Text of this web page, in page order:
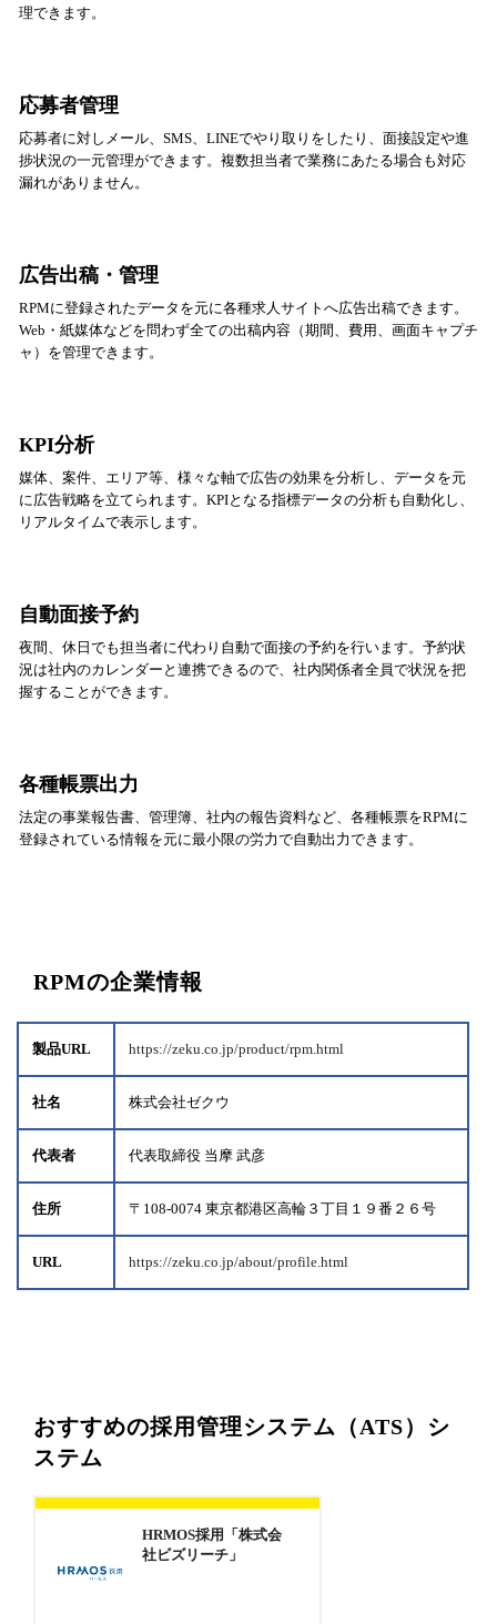
理できます。
応募者管理
応募者に対しメール、SMS、LINEでやり取りをしたり、面接設定や進
捗状況の一元管理ができます。複数担当者で業務にあたる場合も対応
漏れがありません。
広告出稿・管理
RPMに登録されたデータを元に各種求人サイトへ広告出稿できます。
Web・紙媒体などを問わず全ての出稿内容（期間、費用、画面キャプチ
ャ）を管理できます。
KPI分析
媒体、案件、エリア等、様々な軸で広告の効果を分析し、データを元
に広告戦略を立てられます。KPIとなる指標データの分析も自動化し、
リアルタイムで表示します。
自動面接予約
夜間、休日でも担当者に代わり自動で面接の予約を行います。予約状
況は社内のカレンダーと連携できるので、社内関係者全員で状況を把
握することができます。
各種帳票出力
法定の事業報告書、管理簿、社内の報告資料など、各種帳票をRPMに
登録されている情報を元に最小限の労力で自動出力できます。
RPMの企業情報
製品URL https://zeku.co.jp/product/rpm.html
社名 株式会社ゼクウ
代表者 代表取締役 当摩 武彦
住所 〒108-0074 東京都港区高輪３丁目１９番２６号
URL https://zeku.co.jp/about/profile.html
おすすめの採用管理システム（ATS）シ
ステム
HRMOS採用「株式会
社ビズリーチ」